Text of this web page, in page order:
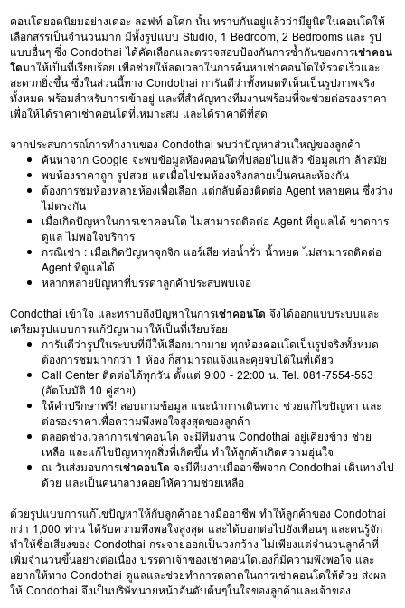
คอนโดยอดนิยมอย่างเดอะ ลอฟท์ อโศก นั้น ทราบกันอยู่แล้วว่ามียูนิตในคอนโดให้
เลือกสรรเป็นจำนวนมาก มีทั้งรูปแบบ Studio, 1 Bedroom, 2 Bedrooms และ รูป
แบบอื่นๆ ซึ่ง Condothai ได้คัดเลือกและตรวจสอบป้องกันการซ้ำกันของการเช่าคอน
โดมาให้เป็นที่เรียบร้อย เพื่อช่วยให้ลดเวลาในการค้นหาเช่าคอนโดให้รวดเร็วและ
สะดวกยิ่งขึ้น ซึ่งในส่วนนี้ทาง Condothai การันตีว่าทั้งหมดที่เห็นเป็นรูปภาพจริง
ทั้งหมด พร้อมสำหรับการเข้าอยู่ และที่สำคัญทางทีมงานพร้อมที่จะช่วยต่อรองราคา
เพื่อให้ได้ราคาเช่าคอนโดที่เหมาะสม และได้ราคาดีที่สุด
จากประสบการณ์การทำงานของ Condothai พบว่าปัญหาส่วนใหญ่ของลูกค้า
ค้นหาจาก Google จะพบข้อมูลห้องคอนโดที่ปล่อยไปแล้ว ข้อมูลเก่า ล้าสมัย
พบห้องราคาถูก รูปสวย แต่เมื่อไปชมห้องจริงกลายเป็นคนละห้องกัน
ต้องการชมห้องหลายห้องเพื่อเลือก แต่กลับต้องติดต่อ Agent หลายคน ซึ่งว่าง
ไม่ตรงกัน
เมื่อเกิดปัญหาในการเช่าคอนโด ไม่สามารถติดต่อ Agent ที่ดูแลได้ ขาดการ
ดูแล ไม่พอใจบริการ
กรณีเช่า : เมื่อเกิดปัญหาจุกจิก แอร์เสีย ท่อน้ำรั่ว น้ำหยด ไม่สามารถติดต่อ
Agent ที่ดูแลได้
หลากหลายปัญหาที่บรรดาลูกค้าประสบพบเจอ
Condothai เข้าใจ และทราบถึงปัญหาในการเช่าคอนโด จึงได้ออกแบบระบบและ
เตรียมรูปแบบการแก้ปัญหามาให้เป็นที่เรียบร้อย
การันตีว่ารูปในระบบที่มีให้เลือกมากมาย ทุกห้องคอนโดเป็นรูปจริงทั้งหมด
ต้องการชมมากกว่า 1 ห้อง ก็สามารถแจ้งและคุยจบได้ในที่เดียว
Call Center ติดต่อได้ทุกวัน ตั้งแต่ 9:00 - 22:00 น. Tel. 081-7554-553
(อัตโนมัติ 10 คู่สาย)
ให้คำปรึกษาฟรี! สอบถามข้อมูล แนะนำการเดินทาง ช่วยแก้ไขปัญหา และ
ต่อรองราคาเพื่อความพึงพอใจสูงสุดของลูกค้า
ตลอดช่วงเวลาการเช่าคอนโด จะมีทีมงาน Condothai อยู่เคียงข้าง ช่วย
เหลือ และแก้ไขปัญหาทุกสิ่งที่เกิดขึ้น ทำให้ลูกค้าเกิดความอุ่นใจ
ณ วันส่งมอบการเช่าคอนโด จะมีทีมงานมืออาชีพจาก Condothai เดินทางไป
ด้วย และเป็นคนกลางคอยให้ความช่วยเหลือ
ด้วยรูปแบบการแก้ไขปัญหาให้กับลูกค้าอย่างมืออาชีพ ทำให้ลูกค้าของ Condothai
กว่า 1,000 ท่าน ได้รับความพึงพอใจสูงสุด และได้บอกต่อไปยังเพื่อนๆ และคนรู้จัก
ทำให้ชื่อเสียงของ Condothai กระจายออกเป็นวงกว้าง ไม่เพียงแต่จำนวนลูกค้าที่
เพิ่มจำนวนขึ้นอย่างต่อเนื่อง บรรดาเจ้าของเช่าคอนโดเองก็มีความพึงพอใจ และ
อยากให้ทาง Condothai ดูแลและช่วยทำการตลาดในการเช่าคอนโดให้ด้วย ส่งผล
ให้ Condothai จึงเป็นบริษัทนายหน้าอันดับต้นๆในใจของลูกค้าและเจ้าของ